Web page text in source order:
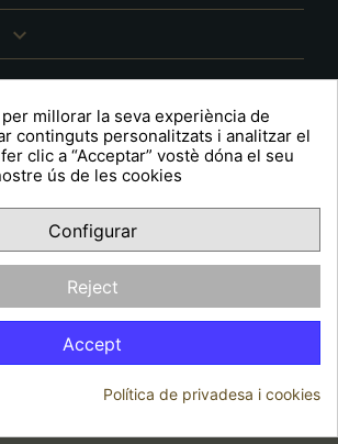


FacebookYouTubePinterest
millorar la seva experiència de
continguts personalitzats i analitzar el
clic a “Acceptar” vostè dóna el seu
ús de les cookies
Configurar
Reject
Accept
Política de privadesa i cookies